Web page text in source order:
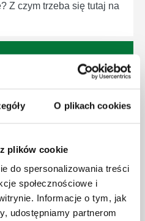
O plikach cookies
plików cookie
do spersonalizowania treści
społecznościowe i
Informacje o tym, jak
udostępniamy partnerom
Z czym trzeba się tutaj na
O OCHRONIE
podkreślić, że określona
być gdziekolwiek
dokładniej wygląda?
wyciąć cokolwiek?